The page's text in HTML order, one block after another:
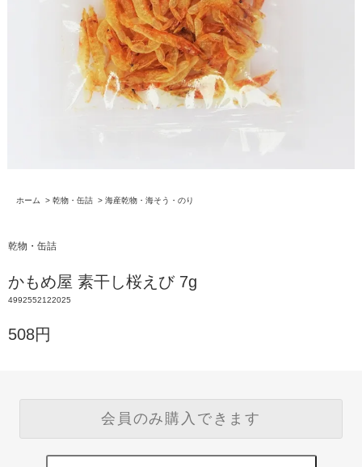
ホーム > 乾物・缶詰 > 海産乾物・海そう・のり
乾物・缶詰
かもめ屋 素干し桜えび 7g
4992552122025
508円
会員のみ購入できます